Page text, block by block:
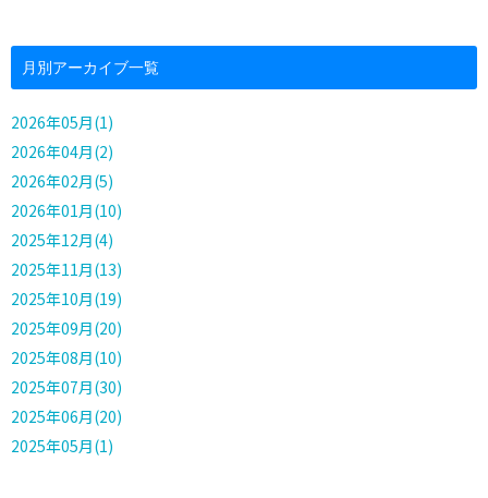
月別アーカイブ一覧
2026年05月(1)
2026年04月(2)
2026年02月(5)
2026年01月(10)
2025年12月(4)
2025年11月(13)
2025年10月(19)
2025年09月(20)
2025年08月(10)
2025年07月(30)
2025年06月(20)
2025年05月(1)